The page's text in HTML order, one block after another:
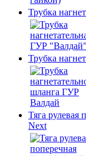
Трубка
Трубка
Тяга
Next